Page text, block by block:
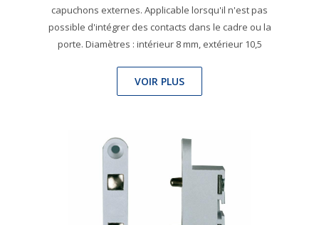
capuchons externes. Applicable lorsqu'il n'est pas
possible d'intégrer des contacts dans le cadre ou la
porte. Diamètres : intérieur 8 mm, extérieur 10,5
VOIR PLUS